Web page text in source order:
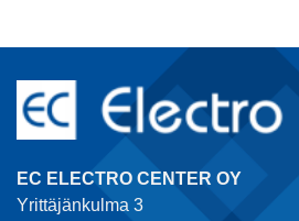
EC ELECTRO CENTER OY
Yrittäjänkulma 3